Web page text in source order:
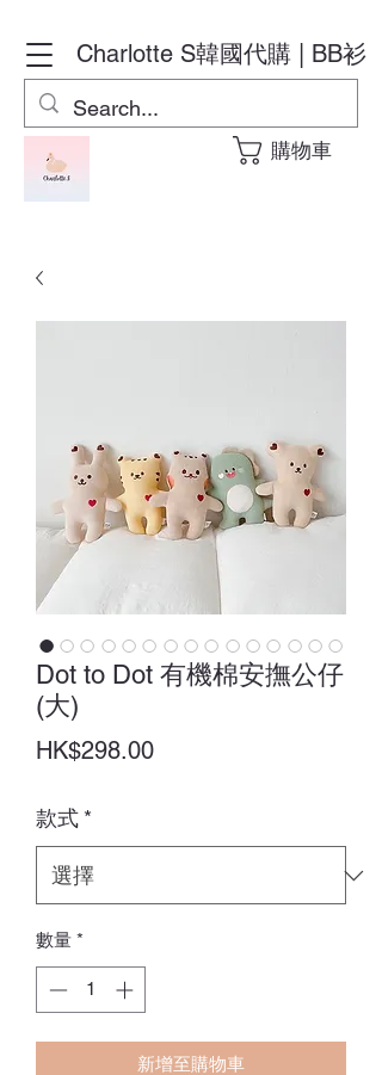
Charlotte S韓國代購 | BB衫
購物車
Dot to Dot 有機棉安撫公仔
(大)
HK$298.00價
款式 *
數量 *
新增至購物車